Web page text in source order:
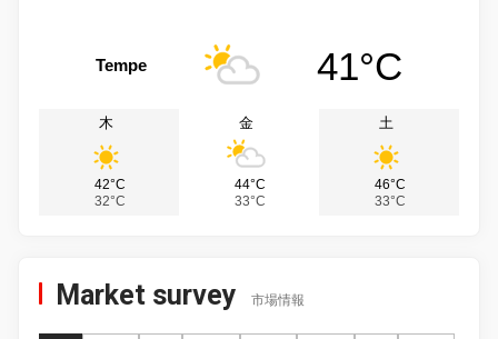
Tempe 41°C
木
42°C
32°C
金
44°C
33°C
土
46°C
33°C
Market survey 市場情報